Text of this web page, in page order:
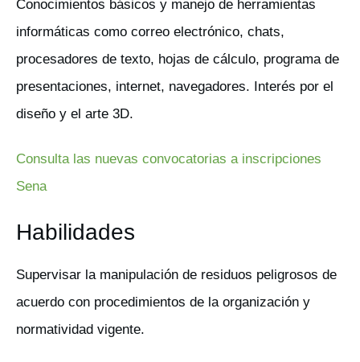
Conocimientos básicos y manejo de herramientas
informáticas como correo electrónico, chats,
procesadores de texto, hojas de cálculo, programa de
presentaciones, internet, navegadores. Interés por el
diseño y el arte 3D.
Consulta las nuevas convocatorias a inscripciones
Sena
Habilidades
Supervisar la manipulación de residuos peligrosos de
acuerdo con procedimientos de la organización y
normatividad vigente.